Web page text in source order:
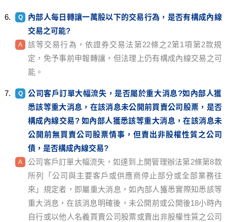
內部人每日轉讓一萬股以下的交易行為，是否有構成內線
交易之可能?
該等交易行為，依證券交易法第22條之2第1項第2款規
定，免予事前申報轉讓，但法理上仍有構成內線交易之可
能。
公司客戶訂單大幅流失，是否屬於重大消息?如內部人獲
悉該等重大消息，在該消息未公開前買賣公司股票，是否
構成內線交易? 如內部人獲悉該等重大消息，在該消息未
公開前無買賣公司股票情事，但賣出非股權性質之公司
債，是否構成內線交易?
公司客戶訂單大幅流失，如達到上開管理辦法第2條第8款
所列「公司與主要客戶或供應商停止部分或全部業務往
來」規定者，即屬重大消息，如內部人獲悉實際知悉該等
重大消息，在該消息明確後，未公開前或公開後18小時內
自行或以他人名義買賣公司股票或賣出非股權性質之公司